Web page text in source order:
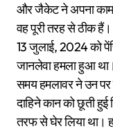
और जैकेट ने अपना काम
वह पूरी तरह से ठीक हैं।
13 जुलाई, 2024 को
जानलेवा हमला हुआ
समय हमलावर ने उन
दाहिने कान को छूती
तरफ से घेर लिया था।